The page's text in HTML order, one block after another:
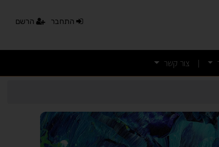
התחבר הרשם
| צור קשר